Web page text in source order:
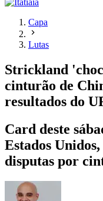
Capa
Lutas
Strickland
cinturão de
resultados do
Card deste
Estados
disputas por